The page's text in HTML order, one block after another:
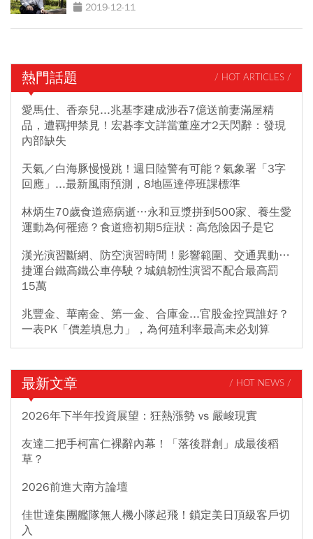
2019-12-11
熱門話題 / HOT ARTICLES /
愛馬仕、香奈兒...兆基李建成涉吞7億送前妻滿屋精
品，遭羈押禁見！宏碁李文詳當董座才2天閃辭：發現
內部缺失
天氣／白海豚慢慢跳！週日陸警有可能？氣象署「3字
回應」...最新風雨預測，8地區達停班課標準
林炳生70歲食道癌病逝…永和豆漿拼到500家、養生愛
運動為何罹癌？食道癌初期5症狀：高危險因子是它
漢光演習斷網、防空演習時間！影響範圍、交通異動…
捷運台鐵高鐵公車停駛？城鎮韌性演習不配合最高罰
15萬
兆豐金、華南金、第一金、合庫金...官股金控買誰好？
一表PK「價差填息力」，為何殖利率最高未必划算
最新文章 / HOT NEWS /
2026年下半年投資展望：狂熱漲勢 vs 嚴峻現實
友達二把手柯富仁裸辭內幕！「落後群創」成最後稻
草？
2026前進大南方論壇
佳世達集團艦隊無人機小隊起飛！鎖定美日頂級客戶切
入